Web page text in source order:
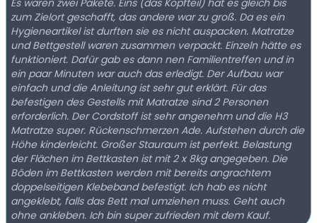
Es waren zwei Pakete. Eins (das Kopfteil) hat es gleich bis
zum Zielort geschafft, das andere war zu groß. Da es ein
Hygieneartikel ist durften sie es nicht auspacken. Matratze
und Bettgestell waren zusammen verpackt. Einzeln hätte es
funktioniert. Dafür gab es dann nen Familientreffen und in
ein paar Minuten war auch das erledigt. Der Aufbau war
einfach und die Anleitung ist sehr gut erklärt. Für das
befestigen des Gestells mit Matratze sind 2 Personen
erforderlich. Der Cordstoff ist sehr angenehm und die H3
Matratze super. Rückenschmerzen Ade. Aufstehen durch die
Höhe kinderleicht. Großer Stauraum ist perfekt. Belastung
der Flächen im Bettkasten ist mit 2 x 8kg angegeben. Die
Böden im Bettkasten werden mit bereits angrachtem
doppelseitigen Klebeband befestigt. Ich hab es nicht
angeklebt, falls das Bett mal umziehen muss. Geht auch
ohne ankleben. Ich bin super zufrieden mit dem Kauf.